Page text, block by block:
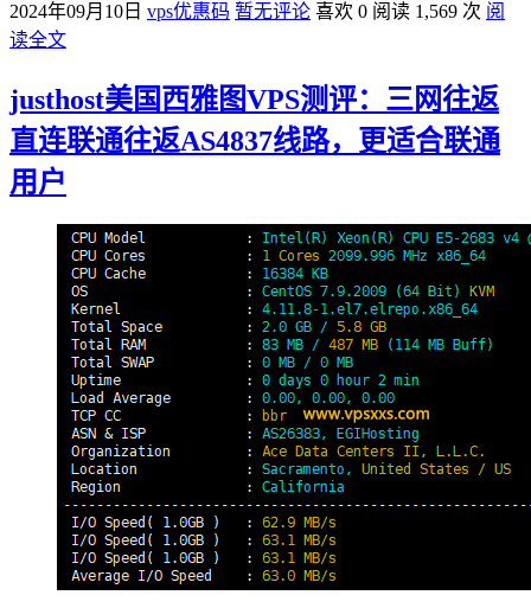
2024年09月10日 vps优惠码 暂无评论 喜欢 0 阅读 1,569 次 阅
读全文
justhost美国西雅图VPS测评：三网往返
直连联通往返AS4837线路，更适合联通
用户